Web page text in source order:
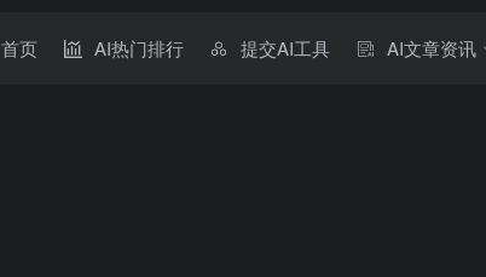
首页 AI热门排行 提交AI工具 AI文章资讯